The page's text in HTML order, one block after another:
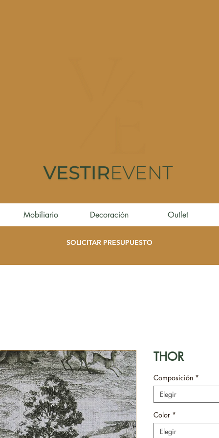
Mobiliario Decoración Outlet
SOLICITAR PRESUPUESTO
THOR
Composición *
Elegir
Color *
Elegir